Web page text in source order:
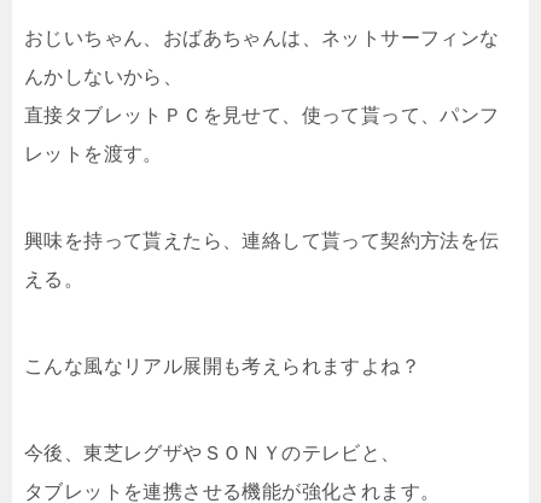
おじいちゃん、おばあちゃんは、ネットサーフィンな
んかしないから、
直接タブレットＰＣを見せて、使って貰って、パンフ
レットを渡す。
興味を持って貰えたら、連絡して貰って契約方法を伝
える。
こんな風なリアル展開も考えられますよね？
今後、東芝レグザやＳＯＮＹのテレビと、
タブレットを連携させる機能が強化されます。